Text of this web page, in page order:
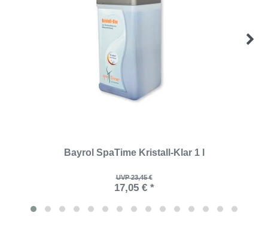
Bayrol SpaTime Kristall-Klar 1 l
UVP 23,45 €
17,05 € *